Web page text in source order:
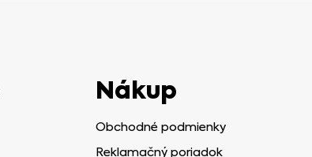
Nákup
Obchodné podmienky
Reklamačný poriadok